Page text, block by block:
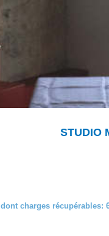
STUDIO
dont charges récupérables: